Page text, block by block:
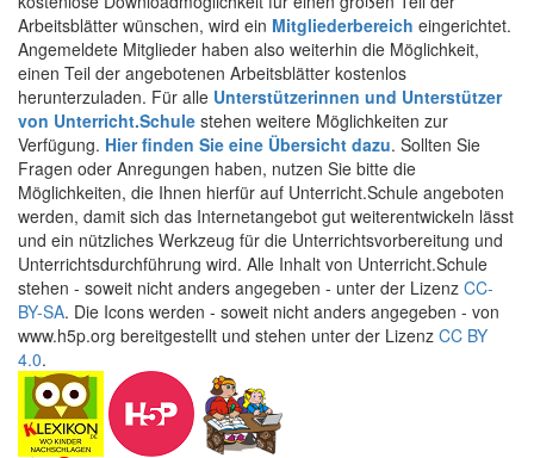
Arbeitsblätter wünschen, wird ein Mitgliederbereich eingerichtet.
Angemeldete Mitglieder haben also weiterhin die Möglichkeit,
einen Teil der angebotenen Arbeitsblätter kostenlos
herunterzuladen. Für alle Unterstützerinnen und Unterstützer
von Unterricht.Schule stehen weitere Möglichkeiten zur
Verfügung. Hier finden Sie eine Übersicht dazu. Sollten Sie
Fragen oder Anregungen haben, nutzen Sie bitte die
Möglichkeiten, die Ihnen hierfür auf Unterricht.Schule angeboten
werden, damit sich das Internetangebot gut weiterentwickeln lässt
und ein nützliches Werkzeug für die Unterrichtsvorbereitung und
Unterrichtsdurchführung wird. Alle Inhalt von Unterricht.Schule
stehen - soweit nicht anders angegeben - unter der Lizenz CC-
BY-SA. Die Icons werden - soweit nicht anders angegeben - von
www.h5p.org bereitgestellt und stehen unter der Lizenz CC BY
4.0.